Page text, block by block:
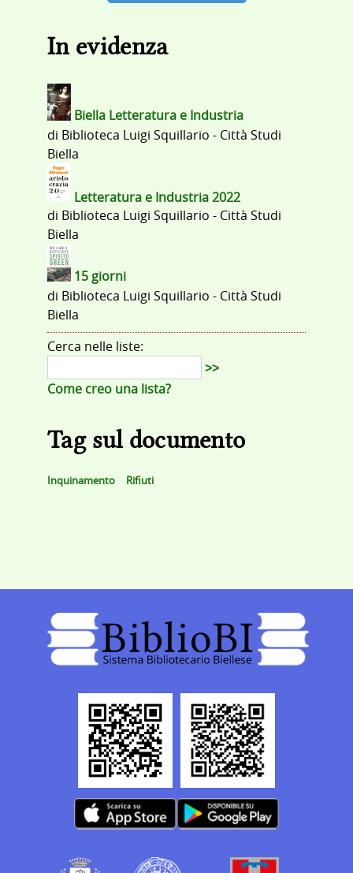
In evidenza
Biella Letteratura e Industria
di Biblioteca Luigi Squillario - Città Studi
Biella
Letteratura e Industria 2022
di Biblioteca Luigi Squillario - Città Studi
Biella
15 giorni
di Biblioteca Luigi Squillario - Città Studi
Biella
Cerca nelle liste:
>>
Come creo una lista?
Tag sul documento
Inquinamento Rifiuti